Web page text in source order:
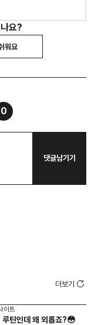
요?
워요
0
댓글남기기
더보기
이트
루틴인데 왜 외롭죠?😳